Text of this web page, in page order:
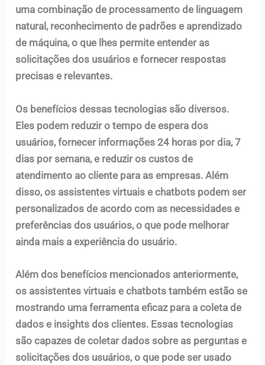
uma combinação de processamento de linguagem
natural, reconhecimento de padrões e aprendizado
de máquina, o que lhes permite entender as
solicitações dos usuários e fornecer respostas
precisas e relevantes.
Os benefícios dessas tecnologias são diversos.
Eles podem reduzir o tempo de espera dos
usuários, fornecer informações 24 horas por dia, 7
dias por semana, e reduzir os custos de
atendimento ao cliente para as empresas. Além
disso, os assistentes virtuais e chatbots podem ser
personalizados de acordo com as necessidades e
preferências dos usuários, o que pode melhorar
ainda mais a experiência do usuário.
Além dos benefícios mencionados anteriormente,
os assistentes virtuais e chatbots também estão se
mostrando uma ferramenta eficaz para a coleta de
dados e insights dos clientes. Essas tecnologias
são capazes de coletar dados sobre as perguntas e
solicitações dos usuários, o que pode ser usado